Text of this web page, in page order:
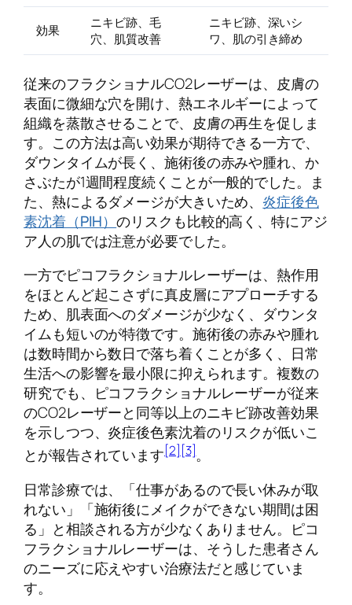
効果
ニキビ跡、毛
穴、肌質改善
ニキビ跡、深いシ
ワ、肌の引き締め
従来のフラクショナルCO2レーザーは、皮膚の
表面に微細な穴を開け、熱エネルギーによって
組織を蒸散させることで、皮膚の再生を促しま
す。この方法は高い効果が期待できる一方で、
ダウンタイムが長く、施術後の赤みや腫れ、か
さぶたが1週間程度続くことが一般的でした。ま
た、熱によるダメージが大きいため、 炎症後色
素沈着（PIH）のリスクも比較的高く、特にアジ
ア人の肌では注意が必要でした。
一方でピコフラクショナルレーザーは、熱作用
をほとんど起こさずに真皮層にアプローチする
ため、肌表面へのダメージが少なく、ダウンタ
イムも短いのが特徴です。施術後の赤みや腫れ
は数時間から数日で落ち着くことが多く、日常
生活への影響を最小限に抑えられます。複数の
研究でも、ピコフラクショナルレーザーが従来
のCO2レーザーと同等以上のニキビ跡改善効果
を示しつつ、炎症後色素沈着のリスクが低いこ
とが報告されています[2] [3]。
日常診療では、「仕事があるので長い休みが取
れない」「施術後にメイクができない期間は困
る」と相談される方が少なくありません。ピコ
フラクショナルレーザーは、そうした患者さん
のニーズに応えやすい治療法だと感じていま
す。